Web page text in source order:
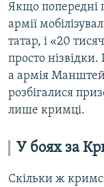
Якщо попередні
армії
татар, і «20
просто
а армія
розбігалися
лише кримці.
У боях за
Скільки ж